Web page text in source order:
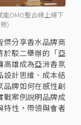
能OMO整合線上線下
)
傑分享香水品牌商
於駁二舉辦的「亞
高雄成為亞洲香氛
設計思維、成本結
品牌如何在感性創
戰案例說明品牌成
特性，帶領與會者